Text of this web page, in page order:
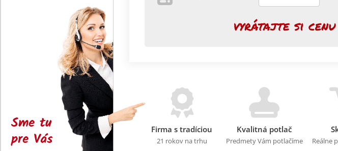
Sme tu
pre Vás
Firma s tradíciou
21 rokov na trhu
Kvalitná potlač
Predmety Vám potlačíme Reálne